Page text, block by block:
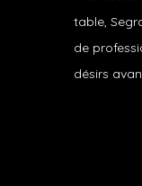
table,
de
désirs